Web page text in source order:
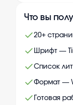
Что вы
20+
Шрифт —
Список
Формат —
Готовая